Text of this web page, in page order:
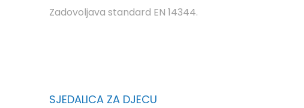
Zadovoljava standard EN 14344.
SJEDALICA ZA DJECU